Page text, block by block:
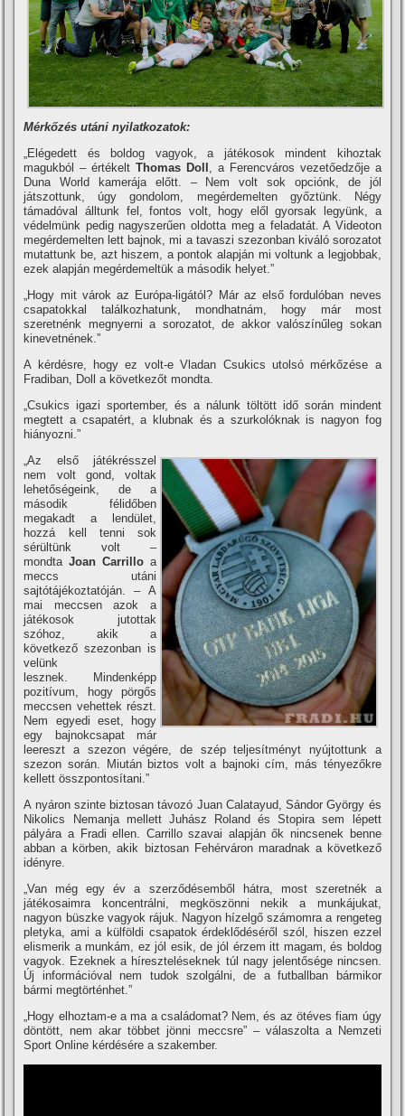
Mérkőzés utáni nyilatkozatok:
„Elégedett és boldog vagyok, a játékosok mindent kihoztak
magukból – értékeltThomas Doll , a Ferencváros vezetőedzője a
Duna World kamerája előtt. – Nem volt sok opciónk, de jól
játszottunk, úgy gondolom, megérdemelten győztünk. Négy
támadóval álltunk fel, fontos volt, hogy elől gyorsak legyünk, a
védelmünk pedig nagyszerűen oldotta meg a feladatát. A Videoton
megérdemelten lett bajnok, mi a tavaszi szezonban kiváló sorozatot
mutattunk be, azt hiszem, a pontok alapján mi voltunk a legjobbak,
ezek alapján megérdemeltük a második helyet.”
„Hogy mit várok az Európa-ligától? Már az első fordulóban neves
csapatokkal találkozhatunk, mondhatnám, hogy már most
szeretnénk megnyerni a sorozatot, de akkor valószí­nűleg sokan
kinevetnének.”
A kérdésre, hogy ez volt-e Vladan Csukics utolsó mérkőzése a
Fradiban, Doll a következőt mondta.
„Csukics igazi sportember, és a nálunk töltött idő során mindent
megtett a csapatért, a klubnak és a szurkolóknak is nagyon fog
hiányozni.”
„Az első játékrésszel
nem volt gond, voltak
lehetőségeink, de a
második félidőben
megakadt a lendület,
hozzá kell tenni sok
sérültünk volt –
mondtaJoan Carrilloa
meccs utáni
sajtótájékoztatóján. – A
mai meccsen azok a
játékosok jutottak
szóhoz, akik a
következő szezonban is
velünk
lesznek. Mindenképp
pozití­vum, hogy pörgős
meccsen vehettek részt.
Nem egyedi eset, hogy
egy bajnokcsapat már
leereszt a szezon végére, de szép teljesí­tményt nyújtottunk a
szezon során. Miután biztos volt a bajnoki cí­m, más tényezőkre
kellett összpontosí­tani.”
A nyáron szinte biztosan távozó Juan Calatayud, Sándor György és
Nikolics Nemanja mellett Juhász Roland és Stopira sem lépett
pályára a Fradi ellen. Carrillo szavai alapján ők nincsenek benne
abban a körben, akik biztosan Fehérváron maradnak a következő
idényre.
„Van még egy év a szerződésemből hátra, most szeretnék a
játékosaimra koncentrálni, megköszönni nekik a munkájukat,
nagyon büszke vagyok rájuk. Nagyon hí­zelgő számomra a rengeteg
pletyka, ami a külföldi csapatok érdeklődéséről szól, hiszen ezzel
elismerik a munkám, ez jól esik, de jól érzem itt magam, és boldog
vagyok. Ezeknek a hí­reszteléseknek túl nagy jelentősége nincsen.
Új információval nem tudok szolgálni, de a futballban bármikor
bármi megtörténhet.”
„Hogy elhoztam-e a ma a családomat? Nem, és az ötéves fiam úgy
döntött, nem akar többet jönni meccsre” – válaszolta a Nemzeti
Sport Online kérdésére a szakember.